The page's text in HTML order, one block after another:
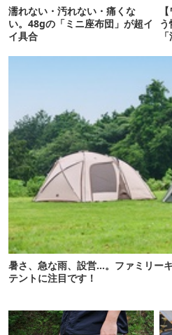
濡れない・汚れない・痛くな
い。48gの「ミニ座布団」が超イ
イ具合
暑さ、急な雨、設営…。ファミリー
テントに注目です！